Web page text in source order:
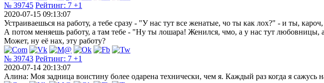
№ 39745 Рейтинг: 7 +1
2020-07-15 09:13:07
Устраиваешься на работу, а тебе сразу - "У нас тут все женатые, чо ты как лох?" - и ты,
А потом меняешь работу, а там тебе - "Ну ты лошара! Женился, чмо, а у нас тут
Может, ну её нах, эту работу?
№ 39743 Рейтинг: 7 +1
2020-07-14 20:13:07
Алина: Моя задница воистину более одарена технически, чем я. Каждый раз когда я